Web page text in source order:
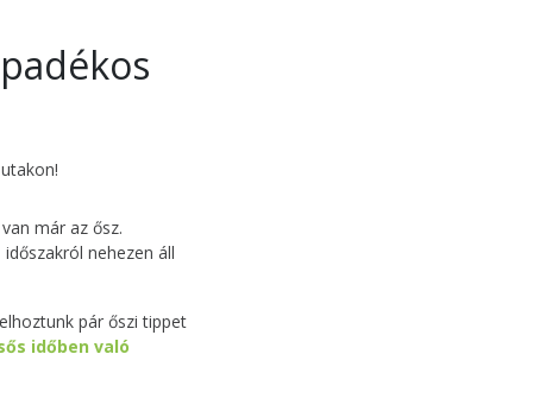
már az ősz.
nehezen áll
pár őszi tippet
időben való